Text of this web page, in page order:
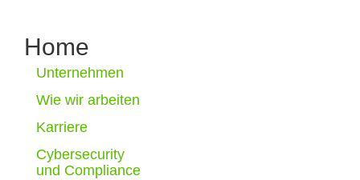
Home
Unternehmen
Wie wir arbeiten
Karriere
Cybersecurity
und Compliance